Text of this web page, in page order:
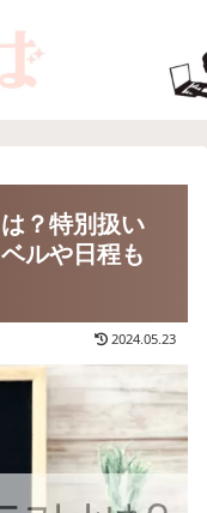
？特別扱い
ルや日程も
2024.05.23